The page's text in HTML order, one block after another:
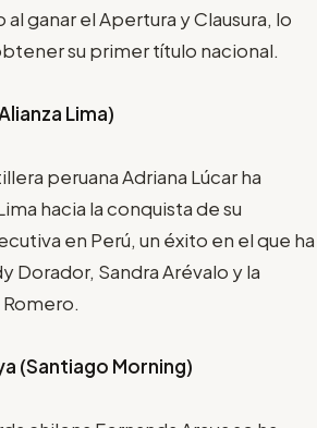
ganar el Apertura y Clausura, lo
su primer título nacional.
Lima)
peruana Adriana Lúcar ha
hacia la conquista de su
en Perú, un éxito en el que ha
Dorador, Sandra Arévalo y la
(Santiago Morning)